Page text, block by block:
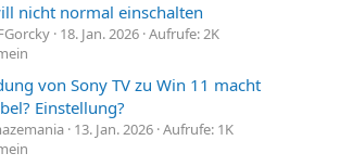
nicht normal einschalten
18. Jan. 2026 Aufrufe: 2K
von Sony TV zu Win 11 macht
Einstellung?
13. Jan. 2026 Aufrufe: 1K